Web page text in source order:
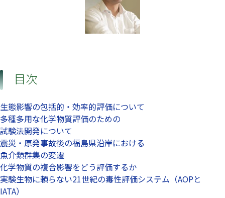
目次
生態影響の包括的・効率的評価について
多種多用な化学物質評価のための
試験法開発について
震災・原発事故後の福島県沿岸における
魚介類群集の変遷
化学物質の複合影響をどう評価するか
実験生物に頼らない21世紀の毒性評価システム（AOPと
IATA）